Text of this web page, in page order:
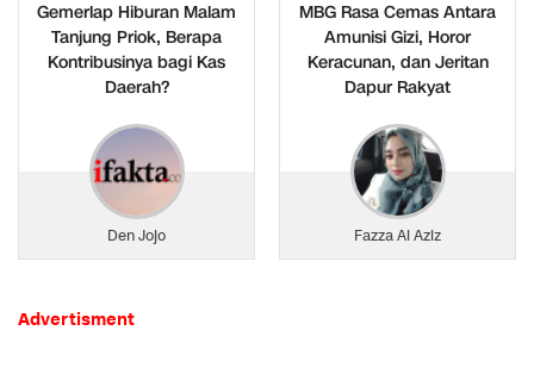
Gemerlap Hiburan Malam
Tanjung Priok, Berapa
Kontribusinya bagi Kas
Daerah?
Den Jojo
MBG Rasa Cemas Antara
Amunisi Gizi, Horor
Keracunan, dan Jeritan
Dapur Rakyat
Fazza Al Aziz
Advertisment